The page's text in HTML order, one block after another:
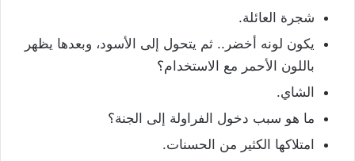
شجرة العائلة.
يكون لونه أخضر.. ثم يتحول إلى الأسود، وبعدها يظهر
باللون الأحمر مع الاستخدام؟
الشاي.
ما هو سبب دخول الفراولة إلى الجنة؟
امتلاكها الكثير من الحسنات.